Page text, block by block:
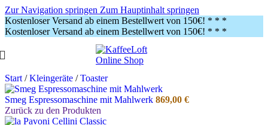
Zur Navigation springen Zum Hauptinhalt springen
Kostenloser Versand ab einem Bestellwert von 150€! * * *
Kostenloser Versand ab einem Bestellwert von 150€! * * *
Start / Kleingeräte / Toaster
Smeg Espressomaschine mit Mahlwerk 869,00 €
Zurück zu den Produkten